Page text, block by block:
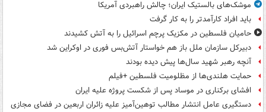
موشک‌های بالستیک ایران؛ چالش راهبردی آمریکا
باید افراد کارآمدتر را به کار گرفت
حامیان فلسطین در مکزیک پرچم اسرائیل را به آتش کشیدند
دبیرکل سازمان ملل باز هم خواستار آتش‌بس فوری در اوکراین شد
آنچه رهبر شهید سال‌ها پیش دیده بودند
حمایت هلندی‌ها از مظلومیت فلسطین +فیلم
افشای برکناری در موساد پس از شکست پروژه علیه ایران
دستگیری عامل انتشار مطالب توهین‌آمیز علیه زائران اربعین در فضای مجازی